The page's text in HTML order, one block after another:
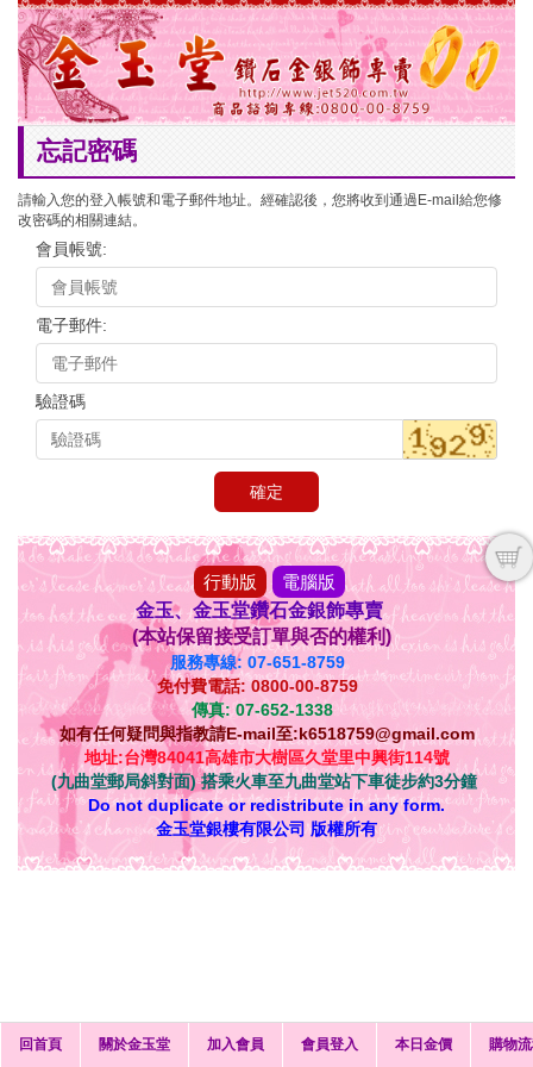
回首頁 關於金玉堂 加入會員 會員登入 本日金價 購物
忘記密碼
請輸入您的登入帳號和電子郵件地址。經確認後，您將收到通過E-mail給您修
改密碼的相關連結。
會員帳號:
電子郵件:
驗證碼
確定
行動版
電腦版
金玉、金玉堂鑽石金銀飾專賣
(本站保留接受訂單與否的權利)
服務專線: 07-651-8759
免付費電話: 0800-00-8759
傳真: 07-652-1338
如有任何疑問與指教請E-mail至:k6518759@gmail.com
地址:台灣84041高雄市大樹區久堂里中興街114號
(九曲堂郵局斜對面) 搭乘火車至九曲堂站下車徒步約3分鐘
Do not duplicate or redistribute in any form.
金玉堂銀樓有限公司 版權所有